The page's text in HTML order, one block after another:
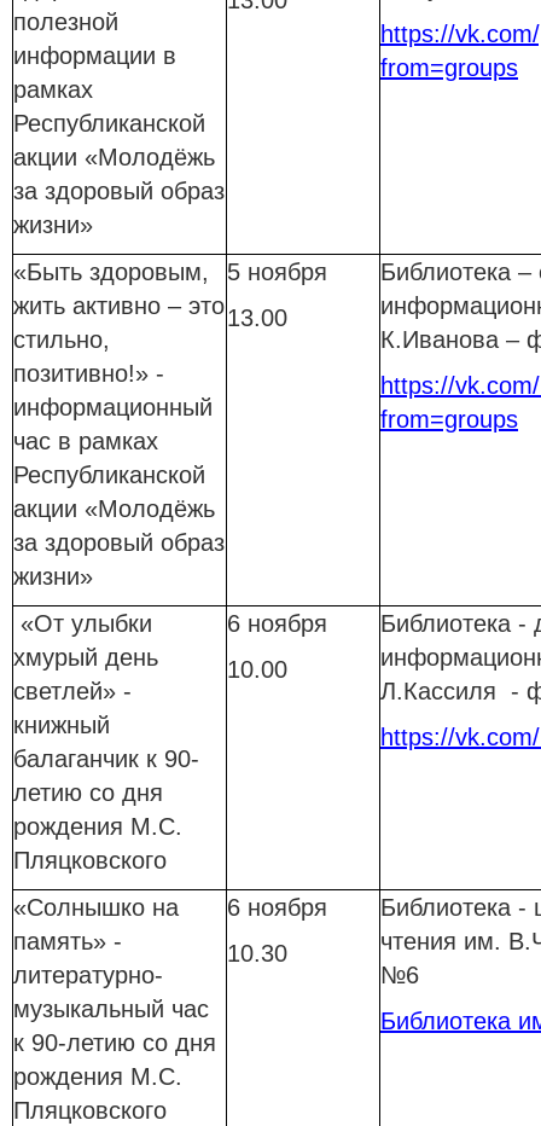
полезной
информации в
рамках
Республиканской
акции «Молодёжь
за здоровый образ
жизни»
https://
from=groups
«Быть здоровым,
жить активно – это
стильно,
позитивно!» -
информационный
час в рамках
Республиканской
акции «Молодёжь
за здоровый образ
жизни»
5 ноября
13.00
Библиотека –
К.Иванова –
https://
from=groups
«От улыбки
хмурый день
светлей» -
книжный
балаганчик к 90-
летию со дня
рождения М.С.
Пляцковского
6 ноября
10.00
Библиотека -
Л.Кассиля -
https://
«Солнышко на
память» -
литературно-
музыкальный час
к 90-летию со дня
рождения М.С.
Пляцковского
6 ноября
10.30
Библиотека -
чтения им.
№6
Библиотека